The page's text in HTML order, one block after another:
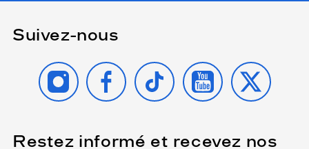
Suivez-nous
INSTAGRAMFACEBOOK
TIKTOK YOUTUBE
X
Restez informé et recevez nos
(Ce